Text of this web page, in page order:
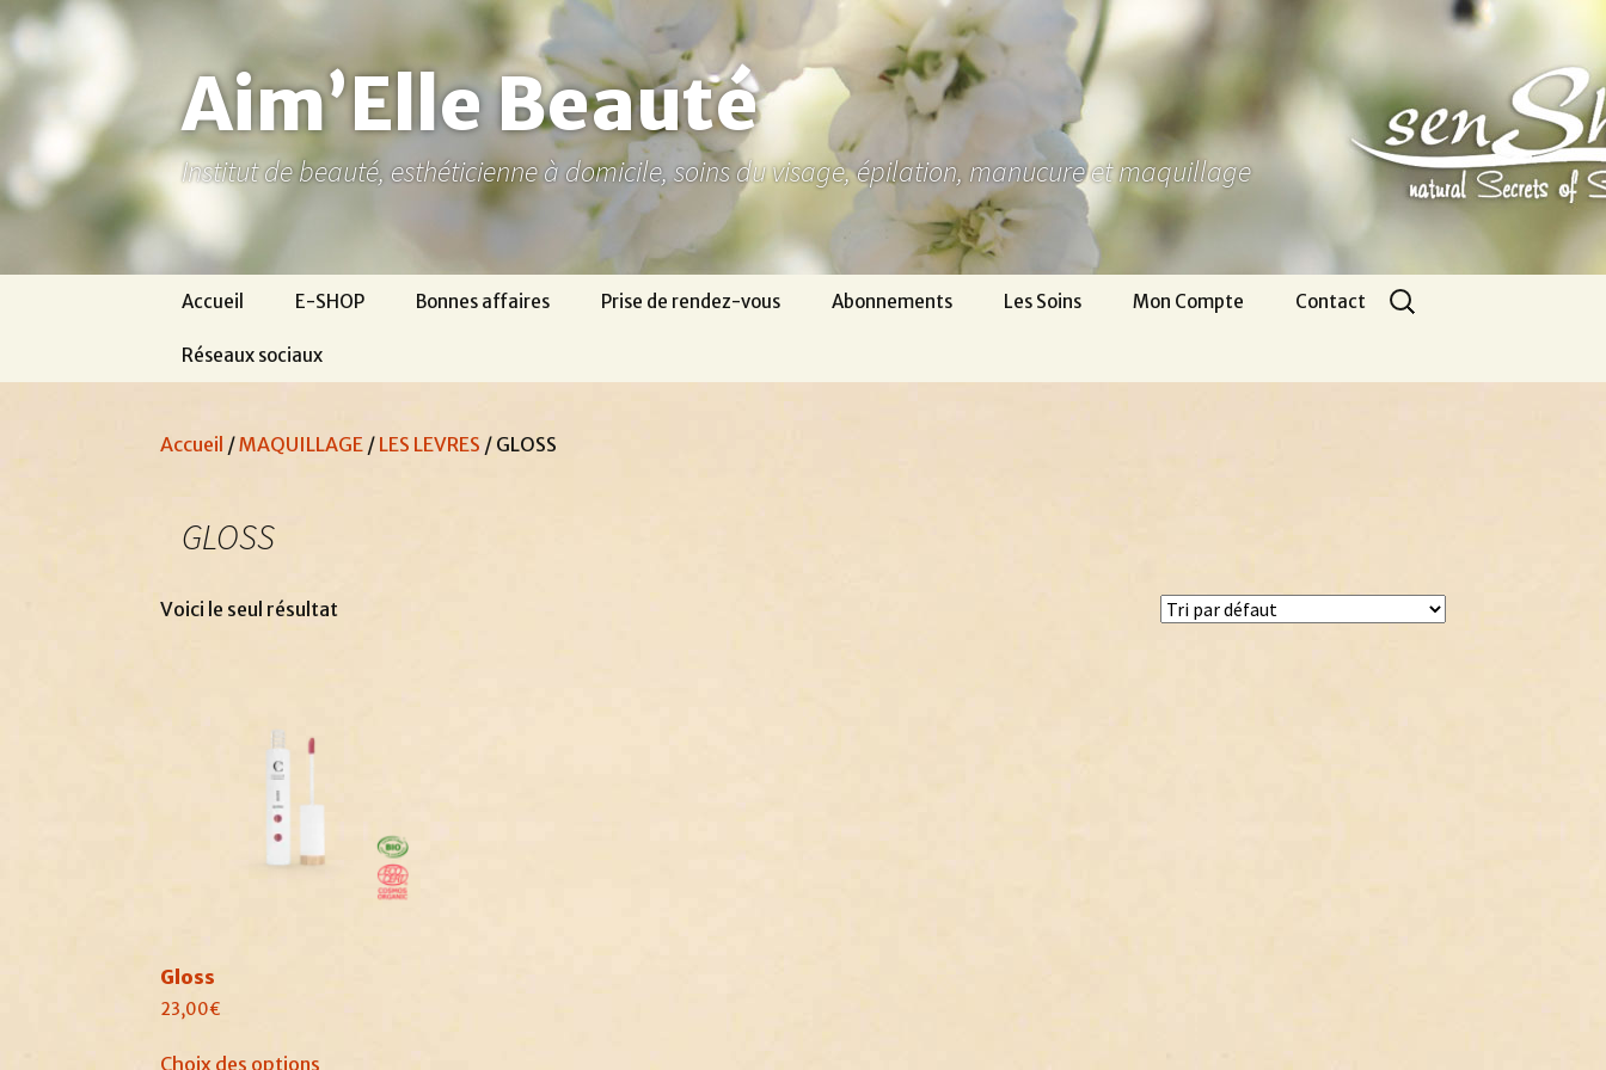
Aller
au
contenu
Aim’Elle Beauté
Institut de beauté, esthéticienne à domicile, soins du visage, épilation, manucure et maquillage
Accueil E-SHOP Bonnes affaires Prise de rendez-vous Abonnements Les Soins Mon Compte Contact
Réseaux sociaux
Rechercher :
Accueil /MAQUILLAGE / LES LEVRES / GLOSS
GLOSS
Voici le seul résultat
Gloss
23,00€
Choix des options